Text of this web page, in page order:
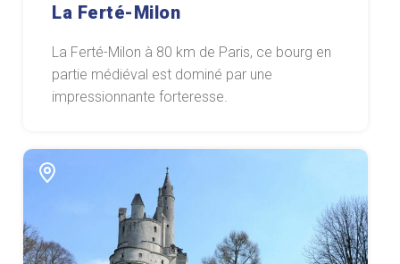
La Ferté-Milon
La Ferté-Milon à 80 km de Paris, ce bourg en
partie médiéval est dominé par une
impressionnante forteresse.